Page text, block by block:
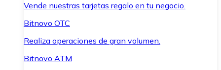
Vende nuestras tarjetas regalo en tu negocio.
Bitnovo OTC
Realiza operaciones de gran volumen.
Bitnovo ATM